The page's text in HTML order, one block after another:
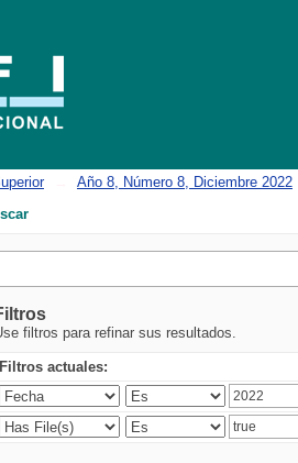
Año 8, Número 8, Diciembre 2022
filtros para refinar sus resultados.
Filtros actuales: